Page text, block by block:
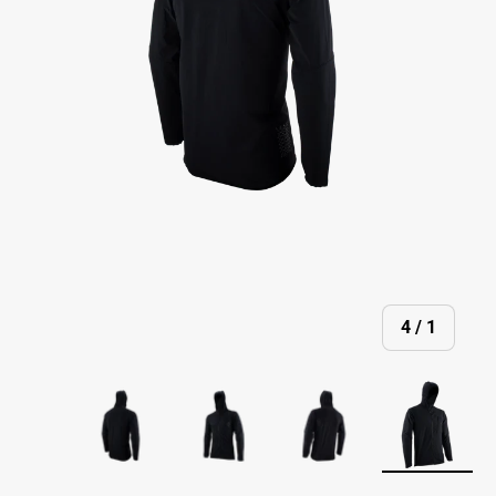
1
/ מתוך
4